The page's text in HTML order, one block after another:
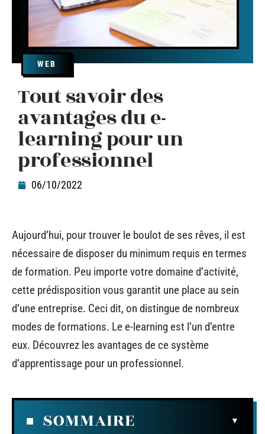
WEB
Tout savoir des
avantages du e-
learning pour un
professionnel
06/10/2022
Aujourd’hui, pour trouver le boulot de ses rêves, il est
nécessaire de disposer du minimum requis en termes
de formation. Peu importe votre domaine d’activité,
cette prédisposition vous garantit une place au sein
d’une entreprise. Ceci dit, on distingue de nombreux
modes de formations. Le e-learning est l’un d’entre
eux. Découvrez les avantages de ce système
d’apprentissage pour un professionnel.
SOMMAIRE